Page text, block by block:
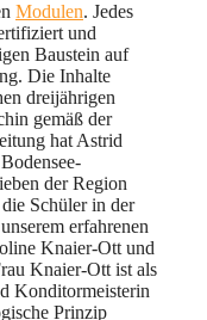
Modulen. Jedes
und
Baustein auf
Die Inhalte
dreijährigen
gemäß der
hat Astrid
der Region
Schüler in der
erfahrenen
Knaier-Ott und
Knaier-Ott ist als
Konditormeisterin
Prinzip